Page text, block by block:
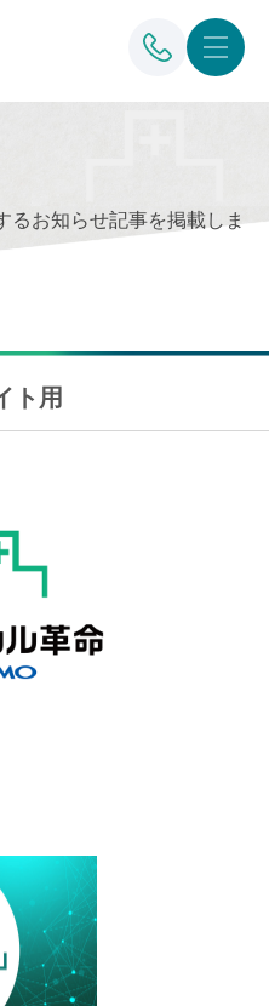
るお知らせ記事を掲載しま
ト用